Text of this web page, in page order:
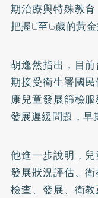
期治療與特殊教
把握0至6歲的黃金
胡逸然指出，目
期接受衛生署國
康兒童發展篩檢
發展遲緩問題，早
他進一步說明，兒
發展狀況評估、
檢查、發展、衛